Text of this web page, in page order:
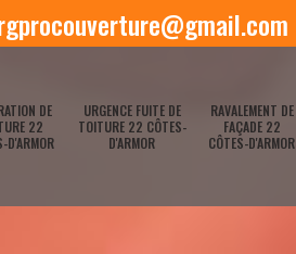
DE
22
D'ARMOR
URGENCE FUITE DE
TOITURE 22 CÔTES-
D'ARMOR
RAVALEMENT DE
FAÇADE 22
CÔTES-D'ARMOR